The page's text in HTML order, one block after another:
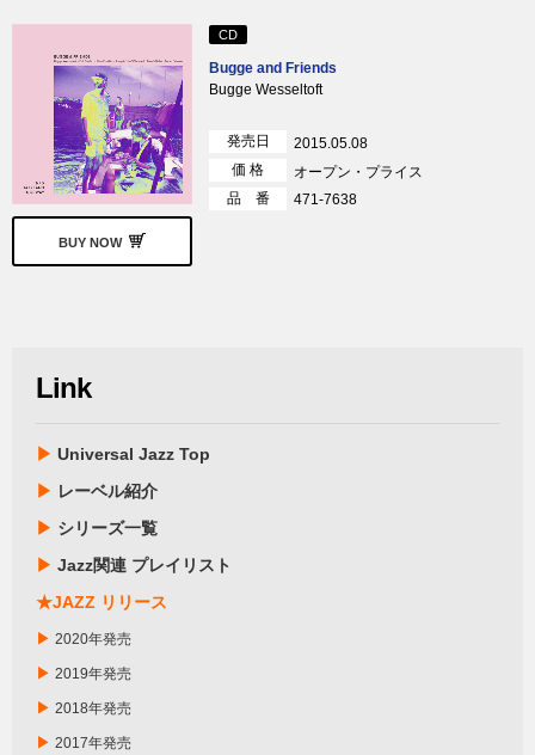
BUY NOW
CD
Bugge and Friends
Bugge Wesseltoft
発売日
2015.05.08
価 格
オープン・プライス
品 番
471-7638
Link
▶ Universal Jazz Top
▶ レーベル紹介
▶ シリーズ一覧
▶ Jazz関連 プレイリスト
★JAZZ リリース
▶ 2020年発売
▶ 2019年発売
▶ 2018年発売
▶ 2017年発売